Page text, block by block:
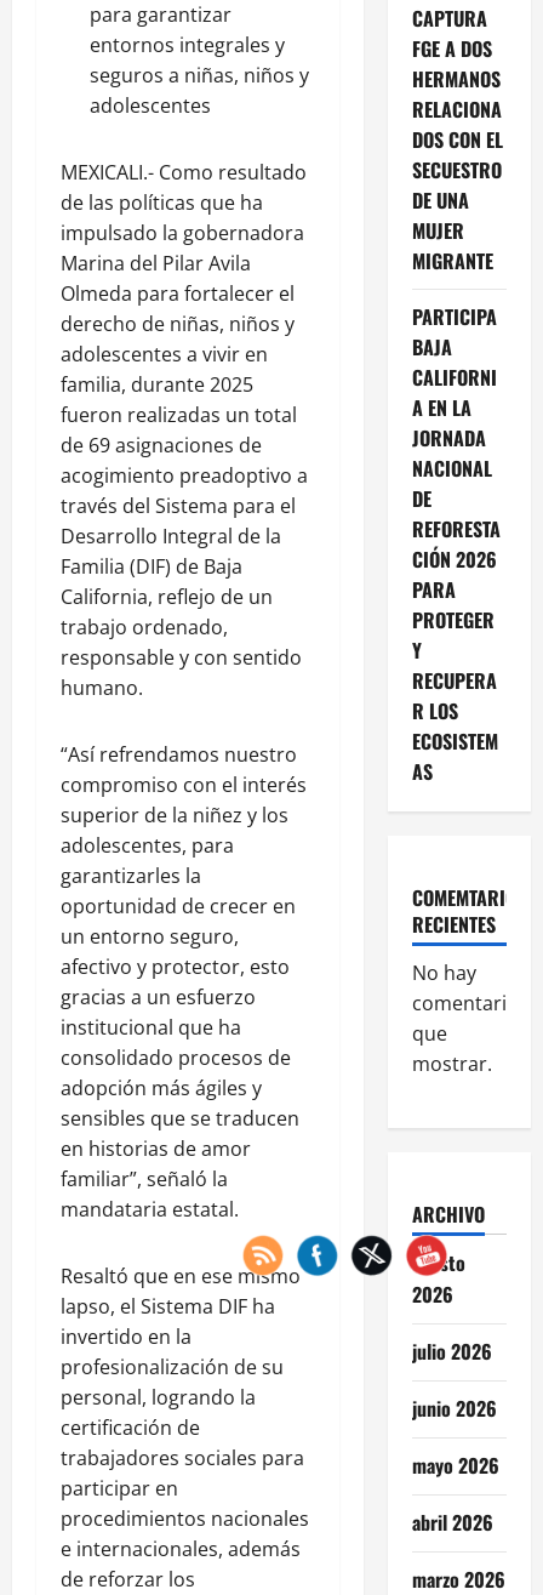
para garantizar
entornos integrales y
seguros a niñas, niños y
adolescentes
MEXICALI.- Como resultado
de las políticas que ha
impulsado la gobernadora
Marina del Pilar Avila
Olmeda para fortalecer el
derecho de niñas, niños y
adolescentes a vivir en
familia, durante 2025
fueron realizadas un total
de 69 asignaciones de
acogimiento preadoptivo a
través del Sistema para el
Desarrollo Integral de la
Familia (DIF) de Baja
California, reflejo de un
trabajo ordenado,
responsable y con sentido
humano.
“Así refrendamos nuestro
compromiso con el interés
superior de la niñez y los
adolescentes, para
garantizarles la
oportunidad de crecer en
un entorno seguro,
afectivo y protector, esto
gracias a un esfuerzo
institucional que ha
consolidado procesos de
adopción más ágiles y
sensibles que se traducen
en historias de amor
familiar”, señaló la
mandataria estatal.
Resaltó que en ese mismo
lapso, el Sistema DIF ha
invertido en la
profesionalización de su
personal, logrando la
certificación de
trabajadores sociales para
participar en
procedimientos nacionales
e internacionales, además
de reforzar los
CAPTURA
FGE A DOS
HERMANOS
RELACIONA
DOS CON EL
SECUESTRO
DE UNA
MUJER
MIGRANTE
PARTICIPA
BAJA
CALIFORNI
A EN LA
JORNADA
NACIONAL
DE
REFORESTA
CIÓN 2026
PARA
PROTEGER
Y
RECUPERA
R LOS
ECOSISTEM
AS
COMEMTARIOS
RECIENTES
No hay
comentarios
que
mostrar.
ARCHIVO
agosto
2026
julio 2026
junio 2026
mayo 2026
abril 2026
marzo 2026